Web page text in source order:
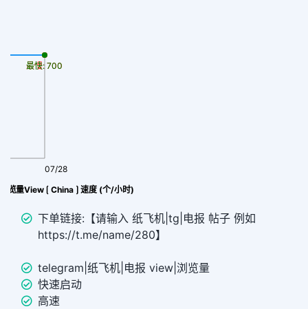
览量View ⟮ China ⟯ 速度 (个/小时)
07/28
最慢: 700
最快: 700
下单链接:【请输入 纸飞机|tg|电报 帖子 例如
https://t.me/name/280】
telegram|纸飞机|电报 view|浏览量
快速启动
高速